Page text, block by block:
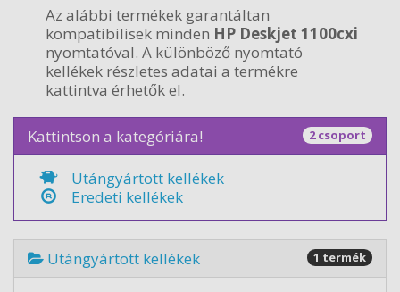
Az alábbi termékek garantáltan
kompatibilisek minden HP Deskjet 1100cxi
nyomtatóval. A különböző nyomtató
kellékek részletes adatai a termékre
kattintva érhetők el.
Kattintson a kategóriára! 2 csoport
Utángyártott kellékek
Eredeti kellékek
Utángyártott kellékek 1 termék